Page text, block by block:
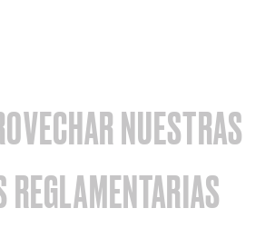
NUESTRAS